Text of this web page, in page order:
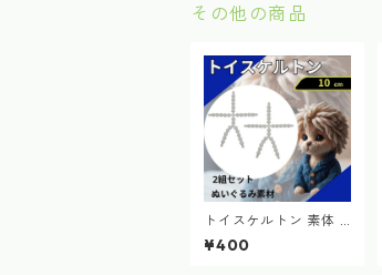
その他の商品
トイスケルトン 素体 1
0cm 2個セット 推し
活 マスコット ぬいぐ
¥400